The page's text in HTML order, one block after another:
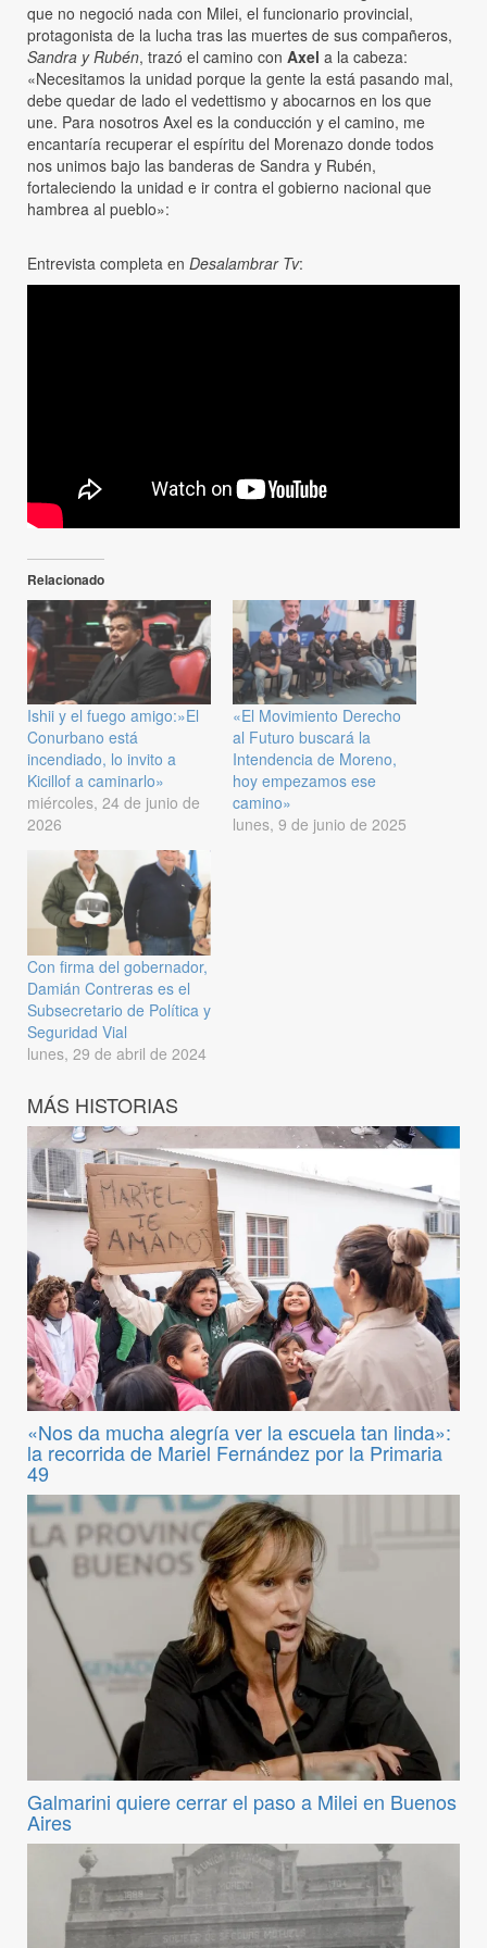
que no negoció nada con Milei, el funcionario provincial,
protagonista de la lucha tras las muertes de sus compañeros,
Sandra y Rubén, trazó el camino con Axel a la cabeza:
«Necesitamos la unidad porque la gente la está pasando mal,
debe quedar de lado el vedettismo y abocarnos en los que
une. Para nosotros Axel es la conducción y el camino, me
encantaría recuperar el espíritu del Morenazo donde todos
nos unimos bajo las banderas de Sandra y Rubén,
fortaleciendo la unidad e ir contra el gobierno nacional que
hambrea al pueblo»:
Entrevista completa en Desalambrar Tv:
Relacionado
Ishii y el fuego amigo:»El
Conurbano está
incendiado, lo invito a
Kicillof a caminarlo»
miércoles, 24 de junio de
2026
«El Movimiento Derecho
al Futuro buscará la
Intendencia de Moreno,
hoy empezamos ese
camino»
lunes, 9 de junio de 2025
Con firma del gobernador,
Damián Contreras es el
Subsecretario de Política y
Seguridad Vial
lunes, 29 de abril de 2024
MÁS HISTORIAS
«Nos da mucha alegría ver la escuela tan linda»:
la recorrida de Mariel Fernández por la Primaria
49
Galmarini quiere cerrar el paso a Milei en Buenos
Aires